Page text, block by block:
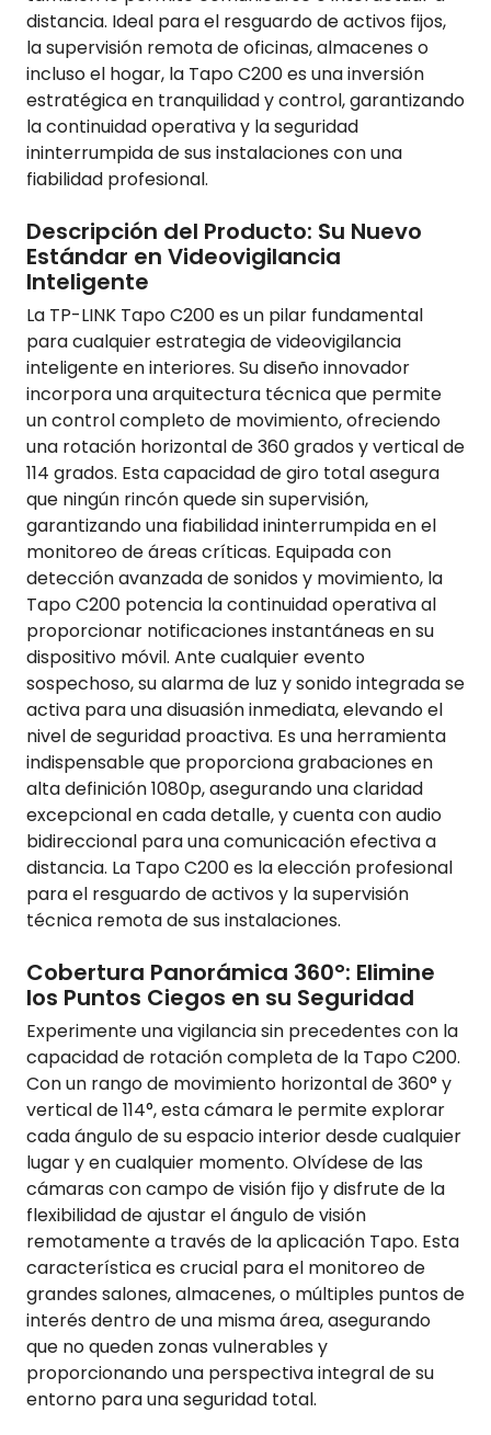
distancia. Ideal para el resguardo de activos fijos,
la supervisión remota de oficinas, almacenes o
incluso el hogar, la Tapo C200 es una inversión
estratégica en tranquilidad y control, garantizando
la continuidad operativa y la seguridad
ininterrumpida de sus instalaciones con una
fiabilidad profesional.
Descripción del Producto: Su Nuevo
Estándar en Videovigilancia
Inteligente
La TP-LINK Tapo C200 es un pilar fundamental
para cualquier estrategia de videovigilancia
inteligente en interiores. Su diseño innovador
incorpora una arquitectura técnica que permite
un control completo de movimiento, ofreciendo
una rotación horizontal de 360 grados y vertical de
114 grados. Esta capacidad de giro total asegura
que ningún rincón quede sin supervisión,
garantizando una fiabilidad ininterrumpida en el
monitoreo de áreas críticas. Equipada con
detección avanzada de sonidos y movimiento, la
Tapo C200 potencia la continuidad operativa al
proporcionar notificaciones instantáneas en su
dispositivo móvil. Ante cualquier evento
sospechoso, su alarma de luz y sonido integrada se
activa para una disuasión inmediata, elevando el
nivel de seguridad proactiva. Es una herramienta
indispensable que proporciona grabaciones en
alta definición 1080p, asegurando una claridad
excepcional en cada detalle, y cuenta con audio
bidireccional para una comunicación efectiva a
distancia. La Tapo C200 es la elección profesional
para el resguardo de activos y la supervisión
técnica remota de sus instalaciones.
Cobertura Panorámica 360°: Elimine
los Puntos Ciegos en su Seguridad
Experimente una vigilancia sin precedentes con la
capacidad de rotación completa de la Tapo C200.
Con un rango de movimiento horizontal de 360° y
vertical de 114°, esta cámara le permite explorar
cada ángulo de su espacio interior desde cualquier
lugar y en cualquier momento. Olvídese de las
cámaras con campo de visión fijo y disfrute de la
flexibilidad de ajustar el ángulo de visión
remotamente a través de la aplicación Tapo. Esta
característica es crucial para el monitoreo de
grandes salones, almacenes, o múltiples puntos de
interés dentro de una misma área, asegurando
que no queden zonas vulnerables y
proporcionando una perspectiva integral de su
entorno para una seguridad total.